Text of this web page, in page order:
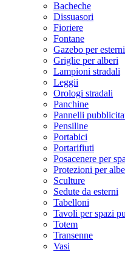
Bacheche
Dissuasori
Fioriere
Fontane
Gazebo per esterni
Griglie per alberi
Lampioni stradali
Leggii
Orologi stradali
Panchine
Pannelli
Pensiline
Portabici
Portarifiuti
Posacenere per
Protezioni per
Sculture
Sedute da esterni
Tabelloni
Tavoli per spazi
Totem
Transenne
Vasi